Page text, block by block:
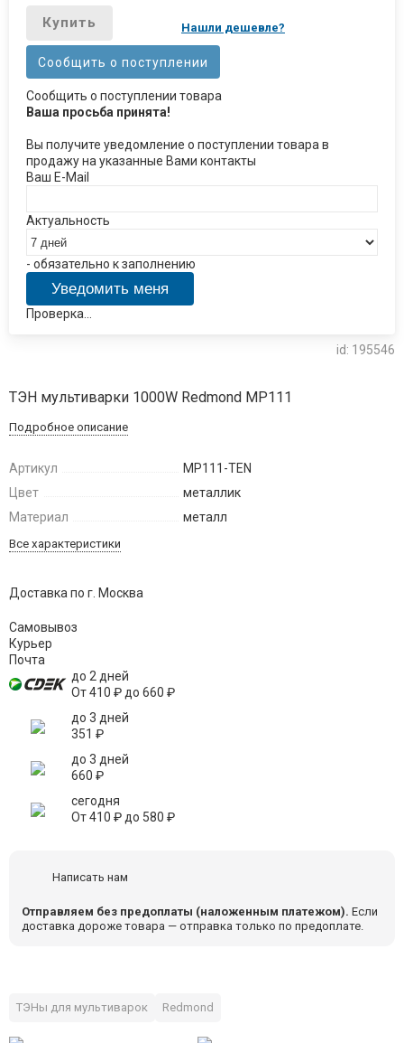
ТЭН мультиварки 1000W Redmond MP111
Подробное описание
Артикул
MP111-TEN
Цвет
металлик
Материал
металл
Все характеристики
Доставка по г. Москва
Самовывоз
Курьер
Почта
до 2 дней
От 410 ₽ до 660 ₽
до 3 дней
351 ₽
до 3 дней
660 ₽
сегодня
От 410 ₽ до 580 ₽
Написать нам
Отправляем без предоплаты (наложенным платежом). Если
доставка дороже товара — отправка только по предоплате.
Купить Нашли дешевле?
Сообщить о поступлении
Сообщить о поступлении товара
Ваша просьба принята!
Вы получите уведомление о поступлении товара в
продажу на указанные Вами контакты
Ваш E-Mail
Актуальность
- обязательно к заполнению
Проверка...
id: 195546
ТЭНы для мультиварок Redmond